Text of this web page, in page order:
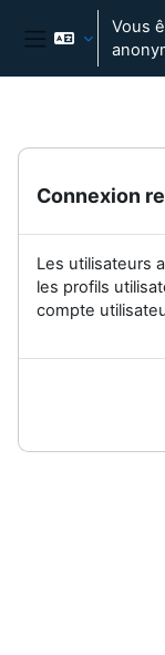
Passer au contenu
Panneau latéral
Vous
Connexion
Les utilisateurs
les profils
compte